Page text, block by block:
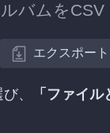
バムを
エクスポート
、 「ファイ